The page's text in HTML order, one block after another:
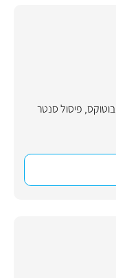
בוטוקס, פיסול סנטר